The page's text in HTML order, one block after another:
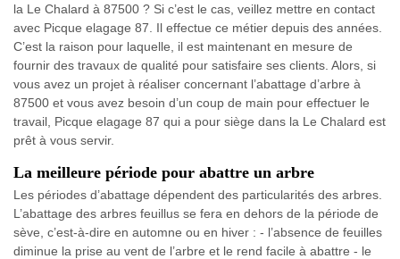
la Le Chalard à 87500 ? Si c’est le cas, veillez mettre en contact
avec Picque elagage 87. Il effectue ce métier depuis des années.
C’est la raison pour laquelle, il est maintenant en mesure de
fournir des travaux de qualité pour satisfaire ses clients. Alors, si
vous avez un projet à réaliser concernant l’abattage d’arbre à
87500 et vous avez besoin d’un coup de main pour effectuer le
travail, Picque elagage 87 qui a pour siège dans la Le Chalard est
prêt à vous servir.
La meilleure période pour abattre un arbre
Les périodes d’abattage dépendent des particularités des arbres.
L’abattage des arbres feuillus se fera en dehors de la période de
sève, c’est-à-dire en automne ou en hiver : - l’absence de feuilles
diminue la prise au vent de l’arbre et le rend facile à abattre - le